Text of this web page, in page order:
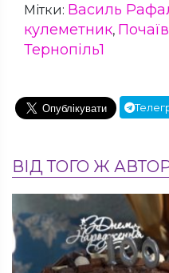
Мітки: Василь
кулеметник,
Тернопіль1
ВІД ТОГО Ж